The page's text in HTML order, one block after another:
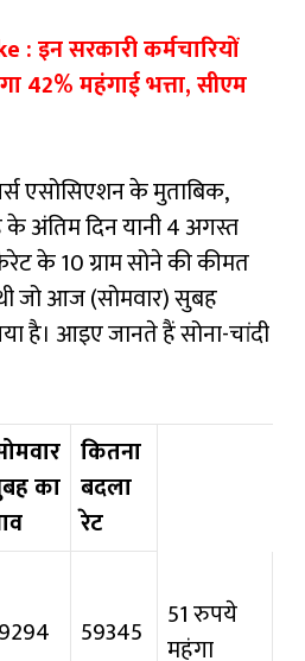
: इन सरकारी कर्मचारियों
42% महंगाई भत्ता, सीएम
एसोसिएशन के मुताबिक,
के अंतिम दिन यानी 4 अगस्त
के 10 ग्राम सोने की कीमत
जो आज (सोमवार) सुबह
है। आइए जानते हैं सोना-चांदी
का
कितना
बदला
रेट
59345
51 रुपये
महंगा